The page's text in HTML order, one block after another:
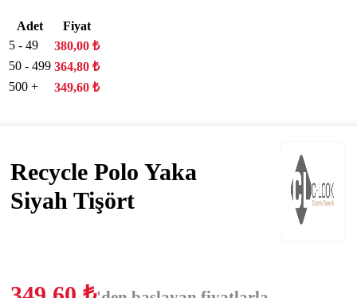
Adet
Fiyat
5 - 49
380,00 ₺
50 - 499 364,80 ₺
500 +
349,60 ₺
Recycle Polo Yaka
Siyah Tişört